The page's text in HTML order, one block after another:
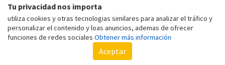
Tu privacidad nos importa
utiliza cookies y otras tecnologias similares para analizar el tráfico y
personalizar el contenido y loas anuncios, ademas de ofrecer
funciones de redes sociales Obtener más información
Aceptar
Usuario - Política de cookies
Copyright © 2022 - Todos los derechos reservados.